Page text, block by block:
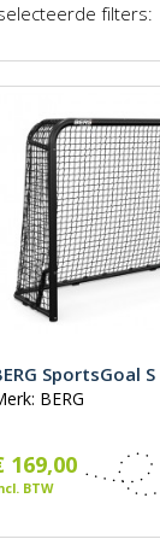
laag-hoog
Prijs hoog-laag
Recentst
filters:
SportsGoal S
BERG
169,00
BTW